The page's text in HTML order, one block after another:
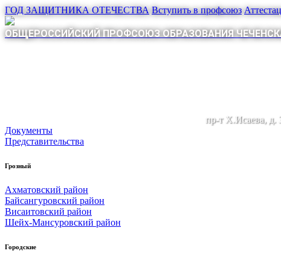
ГОД ЗАЩИТНИКА ОТЕЧЕСТВА Вступить в профсоюз
ОБЩЕРОССИЙСКИЙ ПРОФСОЮЗ ОБРАЗОВАНИЯ
пр-т Х.Исаева, д.
Документы
Представительства
Грозный
Ахматовский район
Байсангуровский район
Висаитовский район
Шейх-Мансуровский район
Городские